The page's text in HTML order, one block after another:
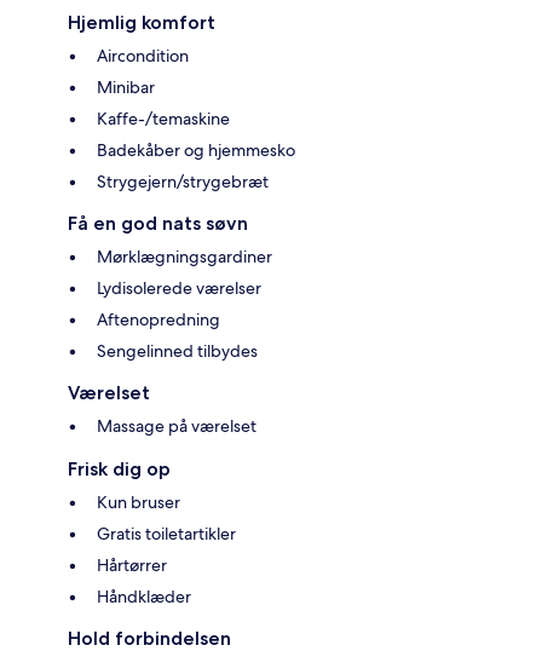
Hjemlig komfort
Aircondition
Minibar
Kaffe-/temaskine
Badekåber og hjemmesko
Strygejern/strygebræt
Få en god nats søvn
Mørklægningsgardiner
Lydisolerede værelser
Aftenopredning
Sengelinned tilbydes
Værelset
Massage på værelset
Frisk dig op
Kun bruser
Gratis toiletartikler
Hårtørrer
Håndklæder
Hold forbindelsen